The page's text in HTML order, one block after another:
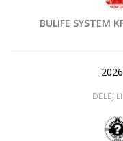
BULIFE SYSTEM
DELEJ